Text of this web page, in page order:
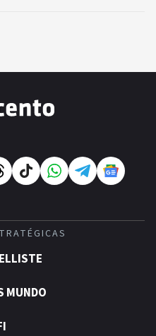
MUNDO